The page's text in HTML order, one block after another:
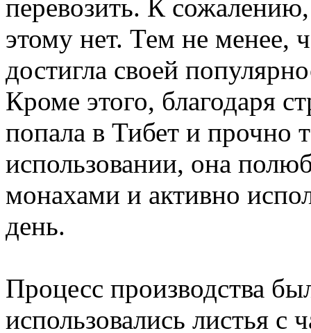
перевозить. К
этому нет. Тем не менее,
достигла своей
Кроме этого, благодаря
попала в Тибет и прочно
использовании, она
монахами и активно
день.
Процесс производства
использовались листья